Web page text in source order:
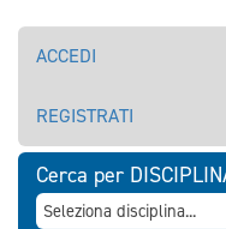
ACCEDI
REGISTRATI
Cerca per